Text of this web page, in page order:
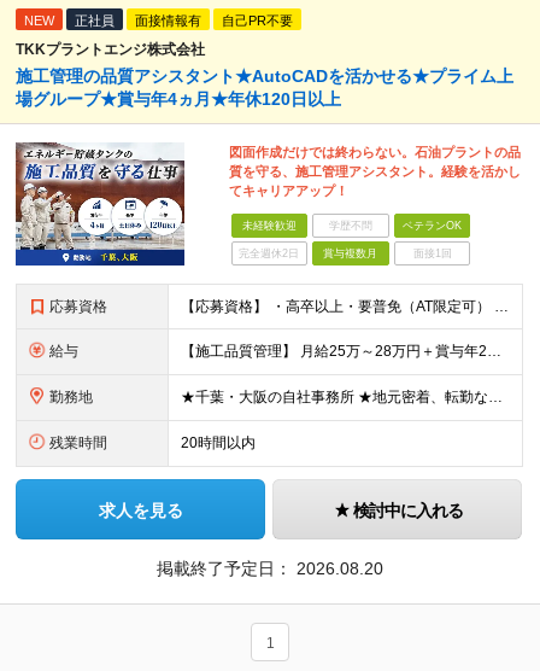
NEW 正社員 面接情報有 自己PR不要
TKKプラントエンジ株式会社
施工管理の品質アシスタント★AutoCADを活かせる★プライム上
場グループ★賞与年4ヵ月★年休120日以上
図面作成だけでは終わらない。石油プラントの品
質を守る、施工管理アシスタント。経験を活かし
てキャリアアップ！
未経験歓迎 学歴不問 ベテランOK
完全週休2日 賞与複数月 面接1回
応募資格 【応募資格】 ・高卒以上・要普免（AT限定可） ・AutoCADの経験者 →自社で図面を一部変更する場合があるため。設計分野は不問です。 ・施工図面が読めること 【歓迎する経験】 ◎AutoCADの
給与 【施工品質管理】 月給25万～28万円＋賞与年2回（原則固定支給額4ヵ月分）＋諸手当（残業手当全額など） ※経験・能力・前職給与を考慮して優遇します。 ※残業代は別途全額支給します。 ※試用期間は6
勤務地 ★千葉・大阪の自社事務所 ★地元密着、転勤なし！ ★Ｕ・Iターン歓迎！（面接交通費支給） 【具体的な勤務地】 ※当社堺事務所（大阪）もしくは五井事務所（千葉） ◆堺事務所 （住所） 大阪府堺市堺区
残業時間 20時間以内
求人を見る 検討中に入れる
掲載終了予定日： 2026.08.20
1